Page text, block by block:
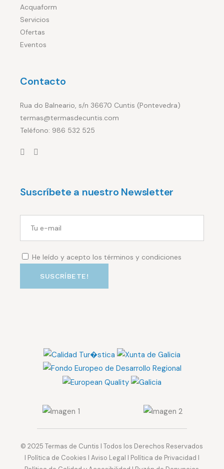
Acquaform
Servicios
Ofertas
Eventos
Contacto
Rua do Balneario, s/n 36670 Cuntis (Pontevedra)
termas@termasdecuntis.com
Teléfono: 986 532 525
Suscríbete a nuestro Newsletter
He leído y acepto los términos y condiciones
© 2025Termas de Cuntis I Todos los Derechos Reservados
I Política de Cookies I Aviso Legal I Política de Privacidad I